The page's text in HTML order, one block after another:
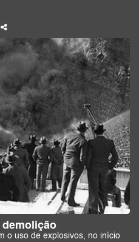
o uso de explosivos, no início